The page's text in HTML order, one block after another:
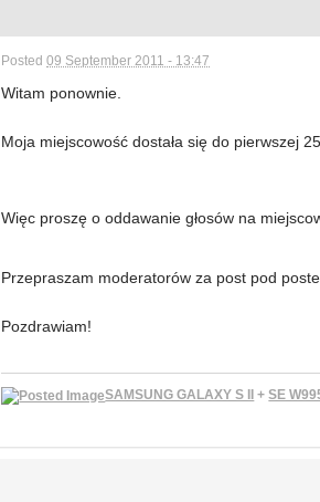
Posted09 September 2011 - 13:47
Witam ponownie.
Moja miejscowość dostała się do pierwszej
Więc proszę o oddawanie głosów na
Przepraszam moderatorów za post pod
Pozdrawiam!
SAMSUNG GALAXY S II +SE